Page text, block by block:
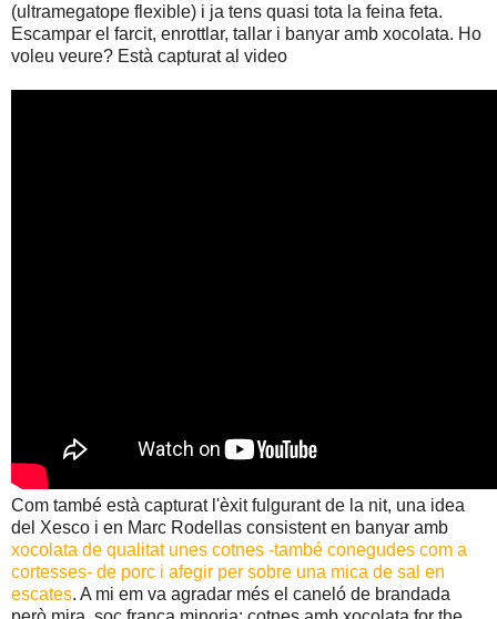
(ultramegatope flexible) i ja tens quasi tota la feina feta.
Escampar el farcit, enrottlar, tallar i banyar amb xocolata. Ho
voleu veure? Està capturat al video
Com també està capturat l'èxit fulgurant de la nit, una idea
del Xesco i en Marc Rodellas consistent en banyar amb
xocolata de qualitat unes cotnes -també conegudes com a
cortesses- de porc i afegir per sobre una mica de sal en
escates. A mi em va agradar més el caneló de brandada